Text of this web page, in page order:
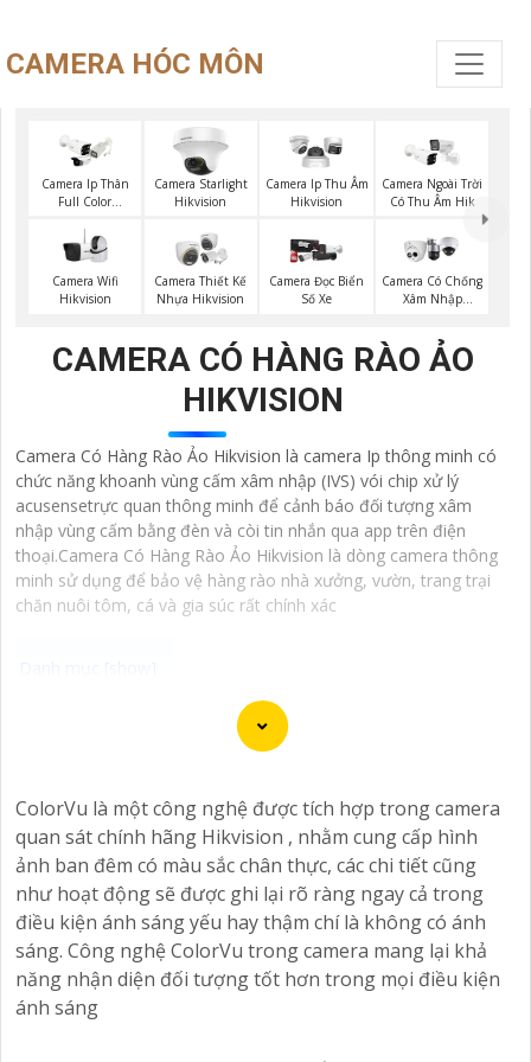
CAMERA HÓC MÔN
Camera Ip Thân
Full Color
Camera Starlight
Hikvision
Camera Ip Thu Âm
Hikvision
Camera Ngoài Trời
Có Thu Âm Hik
Camera Wifi
Hikvision
Camera Thiết Kế
Nhựa Hikvision
Camera Đọc Biển
Số Xe
Camera Có Chống
Xâm Nhập
CAMERA CÓ HÀNG RÀO ẢO
HIKVISION
Camera Có Hàng Rào Ảo Hikvision là camera Ip thông minh có
chức năng khoanh vùng cấm xâm nhập (IVS) vói chip xử lý
acusensetrực quan thông minh để cảnh báo đối tượng xâm
nhập vùng cấm bằng đèn và còi tin nhắn qua app trên điện
thoại.Camera Có Hàng Rào Ảo Hikvision là dòng camera thông
minh sử dụng để bảo vệ hàng rào nhà xưởng, vườn, trang trại
chăn nuôi tôm, cá và gia súc rất chính xác
Dĩ nhiên, dưới đây là một mẫu văn bản giới thiệu dành
cho dự án lắp đặt camera Hikvision giá rẻ và chuyên
Chào quý khách hàng,
Chúng tôi xin trân trọng giới thiệu đến quý vị dịch vụ
lắp đặt camera Hikvision giá rẻ và chuyên nghiệp cho
dự án của quý vị.
Với kinh nghiệm lâu năm trong lĩnh vực lắp đặt camera
an ninh, đội ngũ kỹ thuật viên của chúng tôi cam kết sẽ
mang đến cho quý vị những giải pháp an ninh hiệu quả,
ColorVu là một công nghệ được tích hợp trong camera
quan sát chính hãng Hikvision , nhằm cung cấp hình
ảnh ban đêm có màu sắc chân thực, các chi tiết cũng
như hoạt động sẽ được ghi lại rõ ràng ngay cả trong
điều kiện ánh sáng yếu hay thậm chí là không có ánh
sáng. Công nghệ ColorVu trong camera mang lại khả
năng nhận diện đối tượng tốt hơn trong mọi điều kiện
ánh sáng